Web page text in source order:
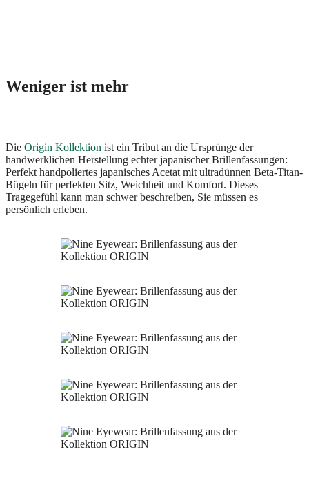
Weniger ist mehr
Die Origin Kollektion ist ein Tribut an die Ursprünge der
handwerklichen Herstellung echter japanischer Brillenfassungen:
Perfekt handpoliertes japanisches Acetat mit ultradünnen Beta-Titan-
Bügeln für perfekten Sitz, Weichheit und Komfort. Dieses
Tragegefühl kann man schwer beschreiben, Sie müssen es
persönlich erleben.